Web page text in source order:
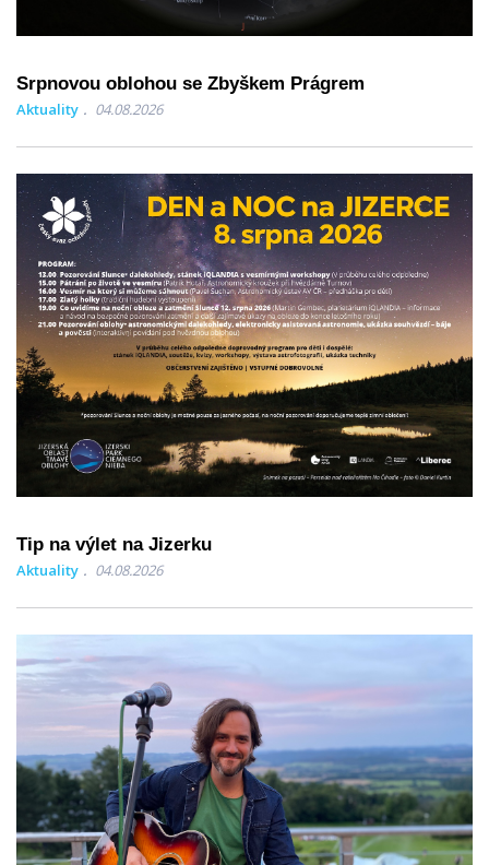
Srpnovou oblohou se Zbyškem Prágrem
Aktuality 04.08.2026
Tip na výlet na Jizerku
Aktuality 04.08.2026